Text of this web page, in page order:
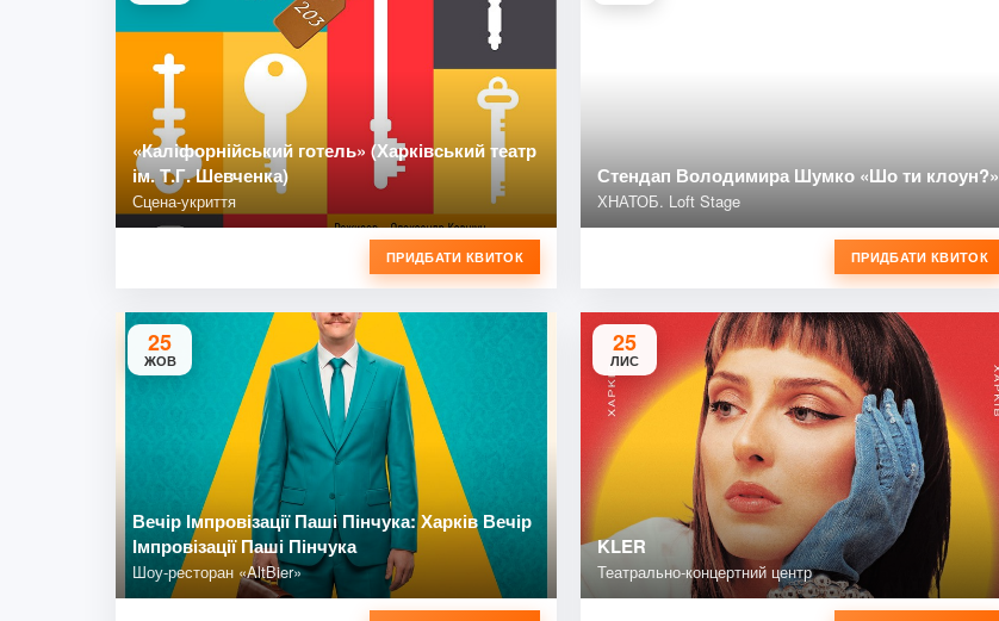
«Каліфорнійський готель» (Харківський театр
ім. Т.Г. Шевченка)
Сцена-укриття
ПРИДБАТИ КВИТОК
Стендап Володимира Шумко «Шо ти клоун?»
ХНАТОБ. Loft Stage
ПРИДБАТИ КВИТОК
25
ЖОВ
Вечір Імпровізації Паші Пінчука: Харків Вечір
Імпровізації Паші Пінчука
Шоу-ресторан «AltBier»
25
ЛИС
KLER
Театрально-концертний центр